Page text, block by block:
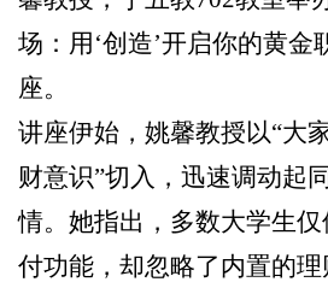
场：用‘创造’开启你的黄金
座。
讲座伊始，姚馨教授以“大
财意识”切入，迅速调动起
情。她指出，多数大学生
付功能，却忽略了内置的